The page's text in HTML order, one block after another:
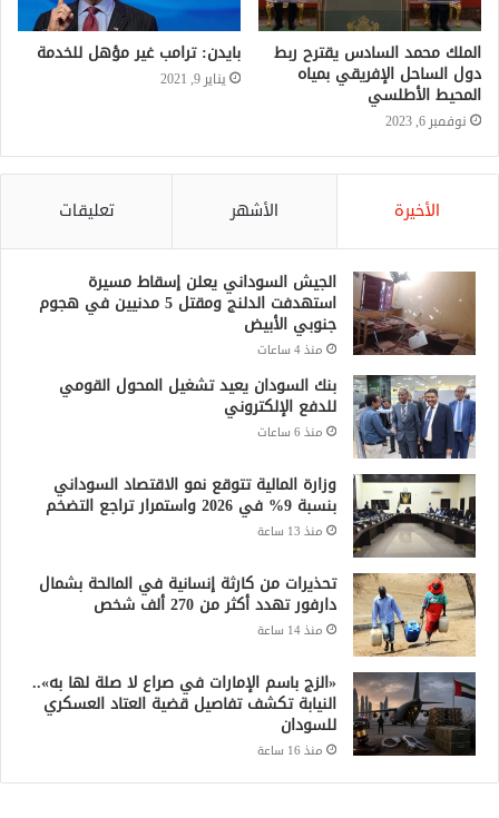
الملك محمد السادس يقترح ربط
دول الساحل الإفريقي بمياه
المحيط الأطلسي
نوفمبر 6, 2023
بايدن: ترامب غير مؤهل للخدمة
يناير 9, 2021
الأخيرة الأشهر تعليقات
الجيش السوداني يعلن إسقاط مسيرة
استهدفت الدلنج ومقتل 5 مدنيين في هجوم
جنوبي الأبيض
منذ 4 ساعات
بنك السودان يعيد تشغيل المحول القومي
للدفع الإلكتروني
منذ 6 ساعات
وزارة المالية تتوقع نمو الاقتصاد السوداني
بنسبة 9% في 2026 واستمرار تراجع التضخم
منذ 13 ساعة
تحذيرات من كارثة إنسانية في المالحة بشمال
دارفور تهدد أكثر من 270 ألف شخص
منذ 14 ساعة
«الزج باسم الإمارات في صراع لا صلة لها به»..
النيابة تكشف تفاصيل قضية العتاد العسكري
للسودان
منذ 16 ساعة